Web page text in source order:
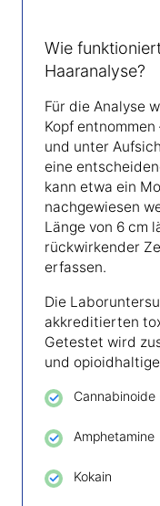
Wie
Haaranalyse?
Für die Analyse
Kopf
und unter
eine
kann etwa ein
nachgewiesen
Länge von 6 cm
rückwirkender
erfassen.
Die
akkreditierten
Getestet wird
und
Cannabinoide
Amphetamine
Kokain